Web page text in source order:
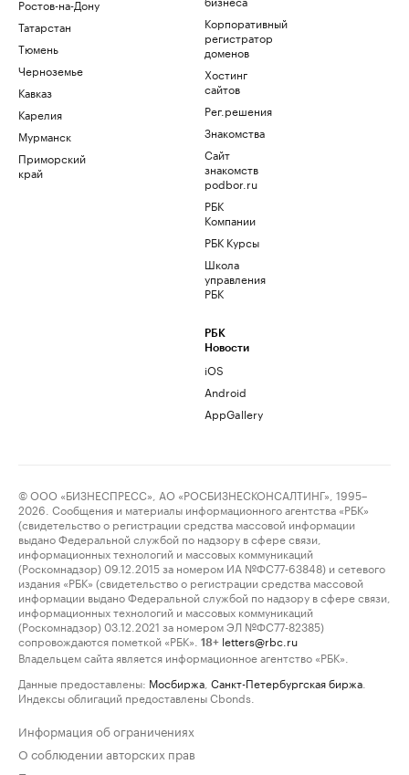
Ростов-на-Дону
Татарстан
Тюмень
Черноземье
Кавказ
Карелия
Мурманск
Приморский
край
Корпоративный
регистратор
доменов
Хостинг
сайтов
Рег.решения
Знакомства
Сайт
знакомств
podbor.ru
РБК
Компании
РБК Курсы
Школа
управления
РБК
РБК
Новости
iOS
Android
AppGallery
© ООО «БИЗНЕСПРЕСС», АО «РОСБИЗНЕСКОНСАЛТИНГ», 1995–
2026. Сообщения и материалы информационного агентства «РБК»
(свидетельство о регистрации средства массовой информации
выдано Федеральной службой по надзору в сфере связи,
информационных технологий и массовых коммуникаций
(Роскомнадзор) 09.12.2015 за номером ИА №ФС77-63848) и сетевого
издания «РБК» (свидетельство о регистрации средства массовой
информации выдано Федеральной службой по надзору в сфере связи,
информационных технологий и массовых коммуникаций
(Роскомнадзор) 03.12.2021 за номером ЭЛ №ФС77-82385)
сопровождаются пометкой «РБК».
18+ letters@rbc.ru
Владельцем сайта является информационное агентство «РБК».
Данные предоставлены: Мосбиржа Санкт-Петербургская биржа
Индексы облигаций предоставлены Cbonds.
Информация об ограничениях
О соблюдении авторских прав